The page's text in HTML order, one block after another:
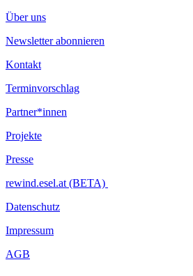
Über uns
Newsletter abonnieren
Kontakt
Terminvorschlag
Partner*innen
Projekte
Presse
rewind.esel.at (BETA)
Datenschutz
Impressum
AGB